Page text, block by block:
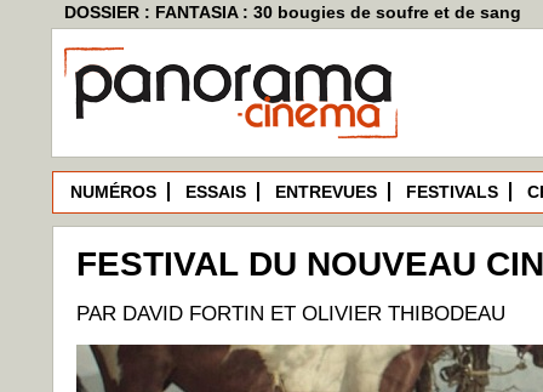
DOSSIER : FANTASIA : 30 bougies de soufre et de sang
NUMÉROS ESSAIS ENTREVUES FESTIVALS
FESTIVAL DU NOUVEAU
PAR DAVID FORTIN ET OLIVIER THIBODEAU